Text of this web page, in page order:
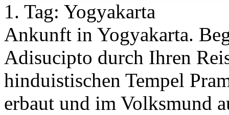
1. Tag: Yogyakarta
Ankunft in Yogyakarta.
Adisucipto durch Ihren
hinduistischen Tempel
erbaut und im Volksmund